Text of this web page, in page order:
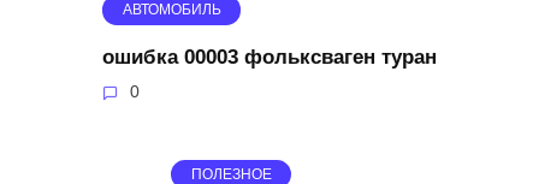
АВТОМОБИЛЬ
ошибка 00003 фольксваген туран
0
ПОЛЕЗНОЕ